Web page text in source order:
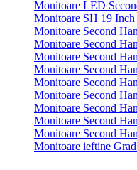
Monitoare LED
Monitoare SH 19
Monitoare Second
Monitoare Second
Monitoare Second
Monitoare Second
Monitoare Second
Monitoare Second
Monitoare Second
Monitoare Second
Monitoare Second
Monitoare ieftine